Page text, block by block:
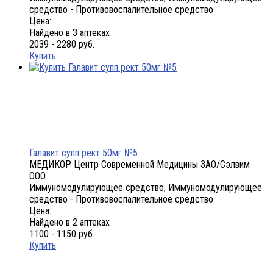
средство - Противовоспалительное средство
Цена:
Найдено в 3 аптеках
2039 - 2280 руб.
Купить
Галавит супп рект 50мг №5
МЕДИКОР Центр Современной Медицины ЗАО/Сэлвим
ООО
Иммуномодулирующее средство, Иммуномодулирующее
средство - Противовоспалительное средство
Цена:
Найдено в 2 аптеках
1100 - 1150 руб.
Купить